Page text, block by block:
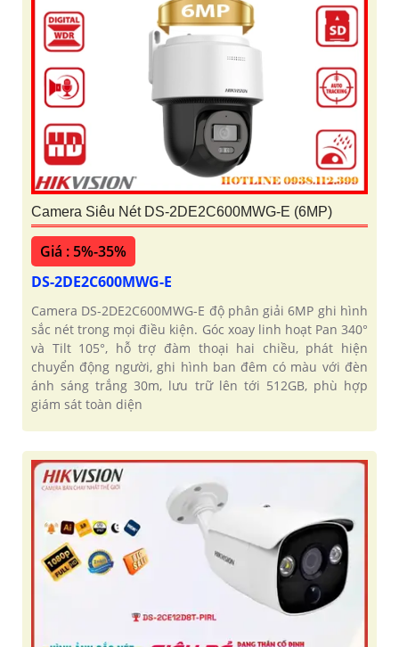
Camera Siêu Nét DS-2DE2C600MWG-E (6MP)
Giá : 5%-35%
DS-2DE2C600MWG-E
Camera DS-2DE2C600MWG-E độ phân giải 6MP ghi hình
sắc nét trong mọi điều kiện. Góc xoay linh hoạt Pan 340°
và Tilt 105°, hỗ trợ đàm thoại hai chiều, phát hiện
chuyển động người, ghi hình ban đêm có màu với đèn
ánh sáng trắng 30m, lưu trữ lên tới 512GB, phù hợp
giám sát toàn diện